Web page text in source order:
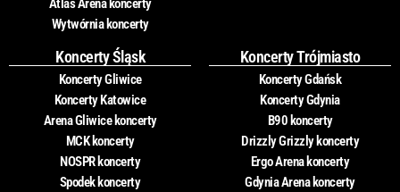
Atlas Arena koncerty
Wytwórnia koncerty
Koncerty Śląsk
Koncerty Gliwice
Koncerty Katowice
Arena Gliwice koncerty
MCK koncerty
NOSPR koncerty
Spodek koncerty
Koncerty Trójmiasto
Koncerty Gdańsk
Koncerty Gdynia
B90 koncerty
Drizzly Grizzly koncerty
Ergo Arena koncerty
Gdynia Arena koncerty